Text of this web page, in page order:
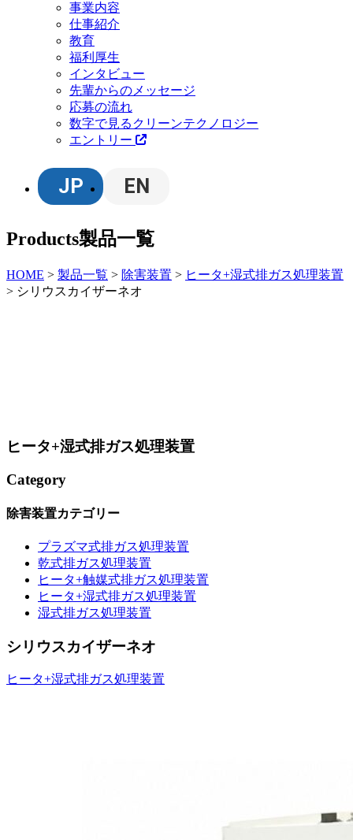
事業内容
仕事紹介
教育
福利厚生
インタビュー
先輩からのメッセージ
応募の流れ
数字で見るクリーンテクノロジー
エントリー
JP EN
Products製品一覧
HOME > 製品一覧 > 除害装置 > ヒータ+湿式排ガス処理装置
> シリウスカイザーネオ
ヒータ+湿式排ガス処理装置
Category
除害装置カテゴリー
プラズマ式排ガス処理装置
乾式排ガス処理装置
ヒータ+触媒式排ガス処理装置
ヒータ+湿式排ガス処理装置
湿式排ガス処理装置
シリウスカイザーネオ
ヒータ+湿式排ガス処理装置